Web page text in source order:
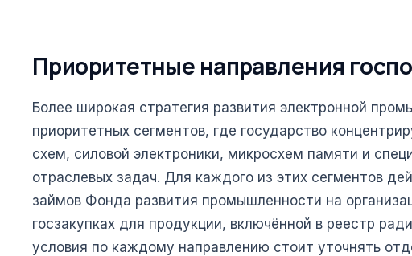
Приоритетные направления
Более широкая стратегия развития электронной
приоритетных сегментов, где государство
схем, силовой электроники, микросхем памяти и
отраслевых задач. Для каждого из этих сегментов
займов Фонда развития промышленности на
госзакупках для продукции, включённой в реестр
условия по каждому направлению стоит уточнять